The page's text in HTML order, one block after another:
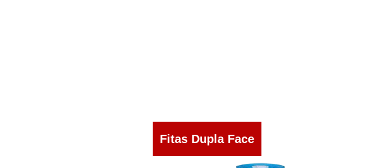
Fitas Dupla Face